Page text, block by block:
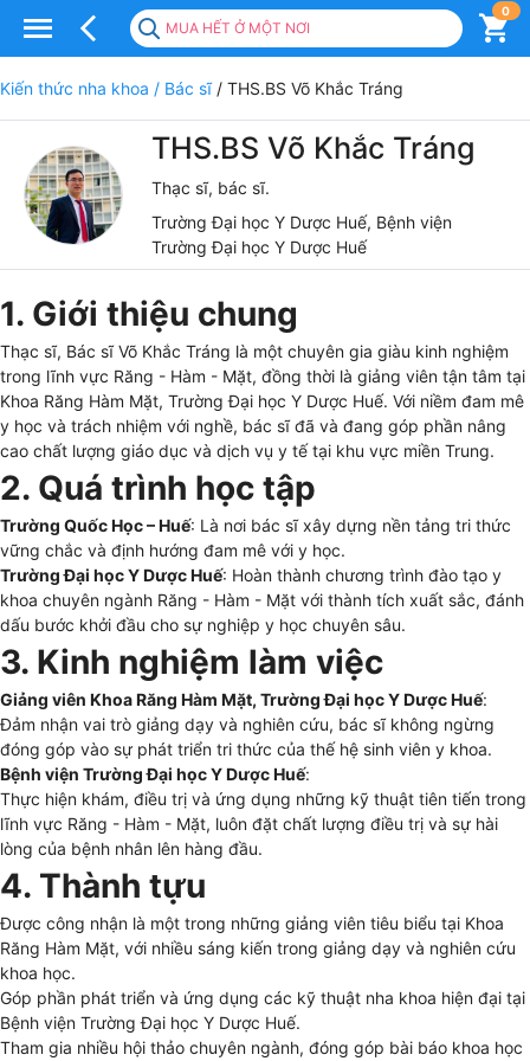
MUA HẾT Ở MỘT NƠI
0
Kiến thức nha khoa / Bác sĩ / THS.BS Võ Khắc Tráng
THS.BS Võ Khắc Tráng
Thạc sĩ, bác sĩ.
Trường Đại học Y Dược Huế, Bệnh viện
Trường Đại học Y Dược Huế
1. Giới thiệu chung
Thạc sĩ, Bác sĩ Võ Khắc Tráng là một chuyên gia giàu kinh nghiệm
trong lĩnh vực Răng - Hàm - Mặt, đồng thời là giảng viên tận tâm tại
Khoa Răng Hàm Mặt, Trường Đại học Y Dược Huế. Với niềm đam mê
y học và trách nhiệm với nghề, bác sĩ đã và đang góp phần nâng
cao chất lượng giáo dục và dịch vụ y tế tại khu vực miền Trung.
2. Quá trình học tập
Trường Quốc Học – Huế: Là nơi bác sĩ xây dựng nền tảng tri thức
vững chắc và định hướng đam mê với y học.
Trường Đại học Y Dược Huế: Hoàn thành chương trình đào tạo y
khoa chuyên ngành Răng - Hàm - Mặt với thành tích xuất sắc, đánh
dấu bước khởi đầu cho sự nghiệp y học chuyên sâu.
3. Kinh nghiệm làm việc
Giảng viên Khoa Răng Hàm Mặt, Trường Đại học Y Dược Huế:
Đảm nhận vai trò giảng dạy và nghiên cứu, bác sĩ không ngừng
đóng góp vào sự phát triển tri thức của thế hệ sinh viên y khoa.
Bệnh viện Trường Đại học Y Dược Huế:
Thực hiện khám, điều trị và ứng dụng những kỹ thuật tiên tiến trong
lĩnh vực Răng - Hàm - Mặt, luôn đặt chất lượng điều trị và sự hài
lòng của bệnh nhân lên hàng đầu.
4. Thành tựu
Được công nhận là một trong những giảng viên tiêu biểu tại Khoa
Răng Hàm Mặt, với nhiều sáng kiến trong giảng dạy và nghiên cứu
khoa học.
Góp phần phát triển và ứng dụng các kỹ thuật nha khoa hiện đại tại
Bệnh viện Trường Đại học Y Dược Huế.
Tham gia nhiều hội thảo chuyên ngành, đóng góp bài báo khoa học